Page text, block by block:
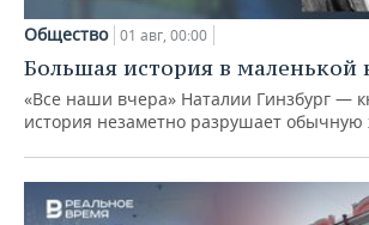
Общество 01 авг, 00:00
Большая история в маленькой
«Все наши вчера» Наталии Гинзбург —
история незаметно разрушает